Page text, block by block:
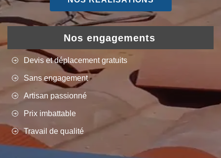
Nos engagements
Devis et déplacement gratuits
Sans engagement
Artisan passionné
Prix imbattable
Travail de qualité